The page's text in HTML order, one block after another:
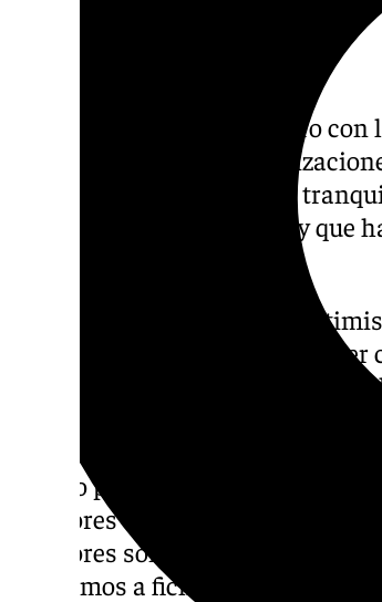
Txus Vidorreta ha sido claro
todo disparatado y las
El técnico se ha mostrado
club hará buenos fichajes y que
El preparador se muestra
aunque aclara que hay que
tarde y las ventajas del mercado
están disparatadas y con la
sucede en la Euroliga y el
tiempo para trabajar porque el
jugadores es muy elevada, y
jugadores son los acertados y
que vamos a fichar bien, pero